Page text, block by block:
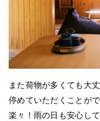
また荷物が多くても大
停めていただくことが
楽々！雨の日も安心し